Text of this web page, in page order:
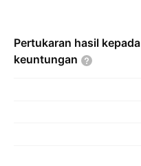
Pertukaran hasil kepada
keuntungan